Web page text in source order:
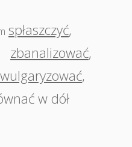
spłaszczyć,
zbanalizować,
,
w dół